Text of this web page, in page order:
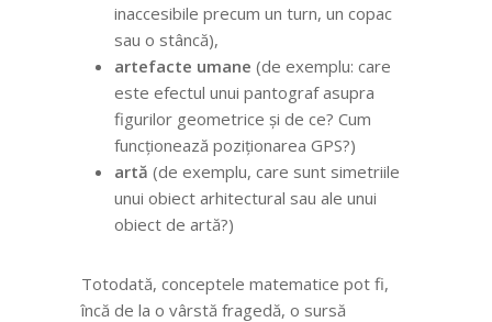
inaccesibile precum un turn, un copac
sau o stâncă),
artefacte umane (de exemplu: care
este efectul unui pantograf asupra
figurilor geometrice și de ce? Cum
funcționează poziționarea GPS?)
artă (de exemplu, care sunt simetriile
unui obiect arhitectural sau ale unui
obiect de artă?)
Totodată, conceptele matematice pot fi,
încă de la o vârstă fragedă, o sursă